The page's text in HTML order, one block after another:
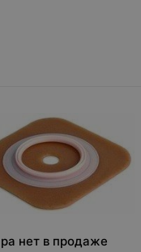
нет в продаже